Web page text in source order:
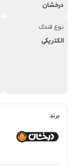
درخشان
نوع فندک
الکتریکی
برند